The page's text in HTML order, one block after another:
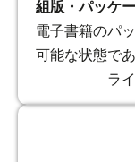
組版・パッケ
電子書籍のパ
可能な状態で
ラ